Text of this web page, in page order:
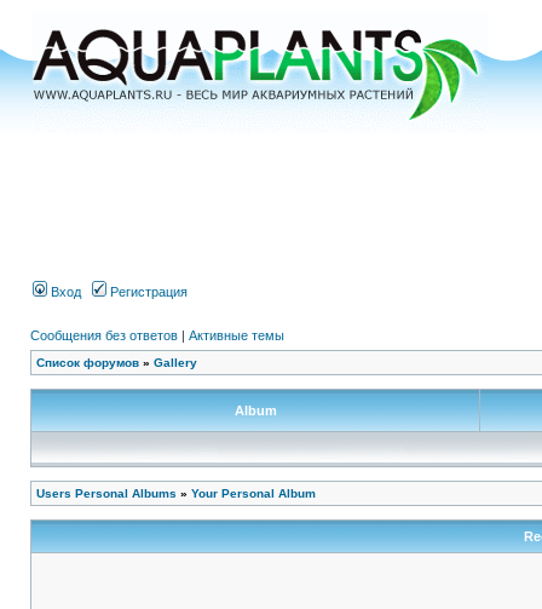
Вход Регистрация
Сообщения без ответов | Активные темы
Список форумов » Gallery
Album
Users Personal Albums » Your Personal Album